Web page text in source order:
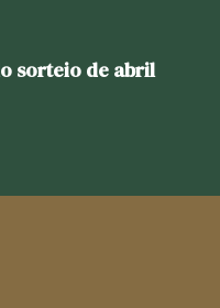
sorteio de abril